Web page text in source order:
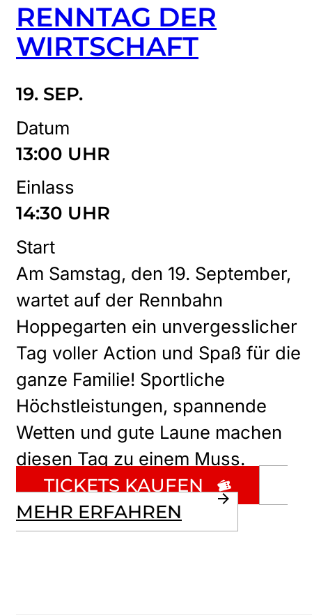
RENNTAG DER
WIRTSCHAFT
19. SEP.
Datum
13:00 UHR
Einlass
14:30 UHR
Start
Am Samstag, den 19. September,
wartet auf der Rennbahn
Hoppegarten ein unvergesslicher
Tag voller Action und Spaß für die
ganze Familie! Sportliche
Höchstleistungen, spannende
Wetten und gute Laune machen
diesen Tag zu einem Muss.
TICKETS KAUFEN
MEHR ERFAHREN